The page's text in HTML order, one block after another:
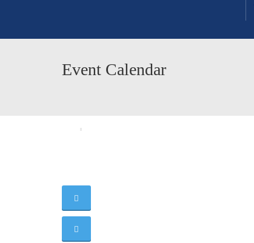
Event Calendar